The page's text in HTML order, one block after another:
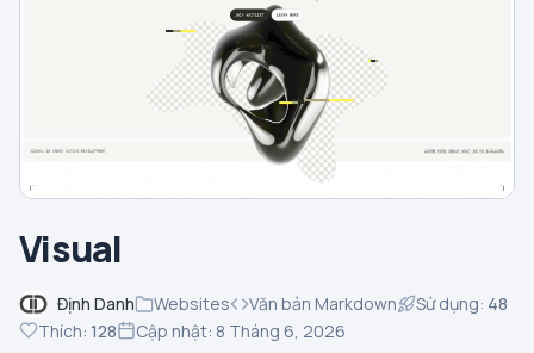
Visual
Định Danh Websites Văn bản Markdown Sử dụng: 48
Thích: 128 Cập nhật: 8 Tháng 6, 2026